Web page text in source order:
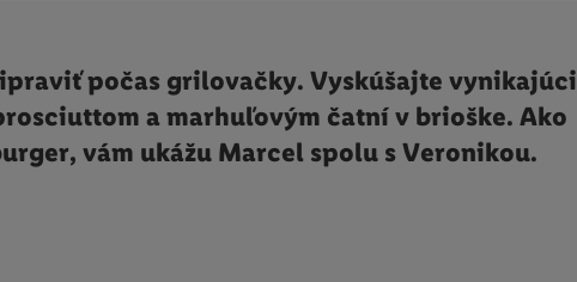
počas grilovačky. Vyskúšajte vynikajúci
a marhuľovým čatní v brioške. Ako
vám ukážu Marcel spolu s Veronikou.